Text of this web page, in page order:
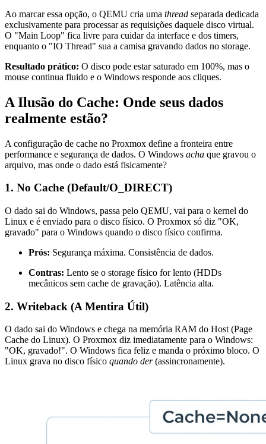
Ao marcar essa opção, o QEMU cria uma thread separada dedicada
exclusivamente para processar as requisições daquele disco virtual.
O "Main Loop" fica livre para cuidar da interface e dos timers,
enquanto o "IO Thread" sua a camisa gravando dados no storage.
Resultado prático: O disco pode estar saturado em 100%, mas o
mouse continua fluido e o Windows responde aos cliques.
A Ilusão do Cache: Onde seus dados
realmente estão?
A configuração de cache no Proxmox define a fronteira entre
performance e segurança de dados. O Windows acha que gravou o
arquivo, mas onde o dado está fisicamente?
1. No Cache (Default/O_DIRECT)
O dado sai do Windows, passa pelo QEMU, vai para o kernel do
Linux e é enviado para o disco físico. O Proxmox só diz "OK,
gravado" para o Windows quando o disco físico confirma.
Prós: Segurança máxima. Consistência de dados.
Contras: Lento se o storage físico for lento (HDDs
mecânicos sem cache de gravação). Latência alta.
2. Writeback (A Mentira Útil)
O dado sai do Windows e chega na memória RAM do Host (Page
Cache do Linux). O Proxmox diz imediatamente para o Windows:
"OK, gravado!". O Windows fica feliz e manda o próximo bloco. O
Linux grava no disco físico quando der(assincronamente).